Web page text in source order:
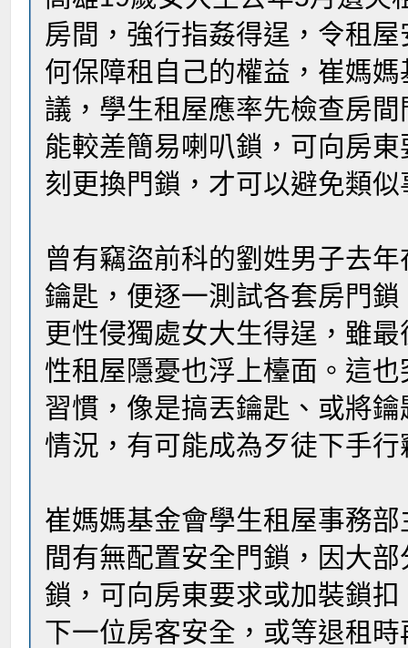
房間，強行指姦得逞，令租
何保障租自己的權益，崔媽
議，學生租屋應率先檢查房
能較差簡易喇叭鎖，可向房東
刻更換門鎖，才可以避免類
曾有竊盜前科的劉姓男子去
鑰匙，便逐一測試各套房門
更性侵獨處女大生得逞，雖
性租屋隱憂也浮上檯面。這
習慣，像是搞丟鑰匙、或將
情況，有可能成為歹徒下手
崔媽媽基金會學生租屋事務
間有無配置安全門鎖，因大
鎖，可向房東要求或加裝鎖
下一位房客安全，或等退租